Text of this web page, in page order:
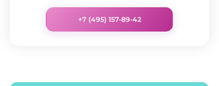
+7 (495) 157-89-42